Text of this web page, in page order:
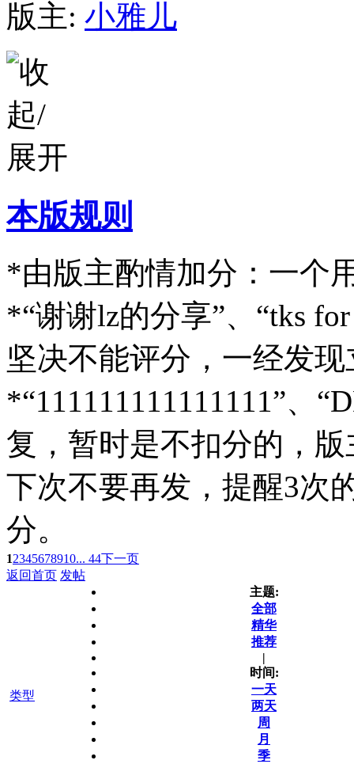
版主: 小雅儿
本版规则
*由版主酌情加分：一个
*“谢谢lz的分享”、“tks
坚决不能评分，一经发
*“111111111111111”、
复，暂时是不扣分的，
下次不要再发，提醒3次
分。
12345678910... 44下一页
返回首页 发帖
类型
主题:
全部
精华
推荐
|
时间:
一天
两天
周
月
季